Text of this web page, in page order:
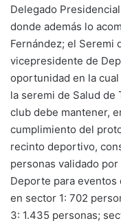
Delegado
donde además lo
Fernández; el Seremi
vicepresidente de
oportunidad en la
la seremi de Salud de
club debe mantener,
cumplimiento del
recinto deportivo,
personas validado
Deporte para
en sector 1: 702
3: 1.435 personas;